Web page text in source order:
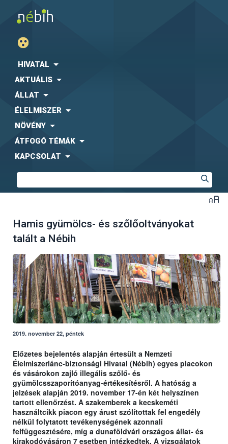
HIVATAL
AKTUÁLIS
ÁLLAT
ÉLELMISZER
NÖVÉNY
ÁTFOGÓ TÉMÁK
KAPCSOLAT
Hamis gyümölcs- és szőlőoltványokat
talált a Nébih
2019. november 22, péntek
Előzetes bejelentés alapján értesült a Nemzeti
Élelmiszerlánc-biztonsági Hivatal (Nébih) egyes piacokon
és vásárokon zajló illegális szőlő- és
gyümölcsszaporítóanyag-értékesítésről. A hatóság a
jelzések alapján 2019. november 17-én két helyszínen
tartott ellenőrzést. A szakemberek a kecskeméti
használtcikk piacon egy árust szólítottak fel engedély
nélkül folytatott tevékenységének azonnali
felfüggesztésére, míg a dunaföldvári országos állat- és
kirakodóvásáron 7 esetben intézkedtek. A vizsgálatok